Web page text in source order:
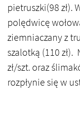
pietruszki(98 zł).
polędwicę
ziemniaczany z
szalotką (110 zł).
zł/szt. oraz
rozpłynie się w